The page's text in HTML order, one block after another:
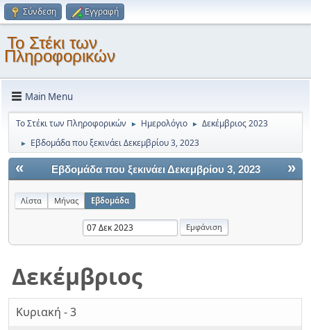
Σύνδεση Εγγραφή
Το Στέκι των
Πληροφορικών
Main Menu
Το Στέκι των Πληροφορικών ► Ημερολόγιο ► Δεκέμβριος 2023
► Εβδομάδα που ξεκινάει Δεκεμβρίου 3, 2023
« »
Εβδομάδα που ξεκινάει Δεκεμβρίου 3, 2023
Λίστα Μήνας Εβδομάδα
Δεκέμβριος
Κυριακή - 3